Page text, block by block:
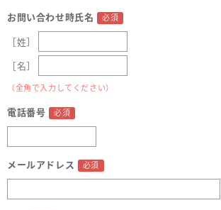
お問い合わせ時氏名
［姓］
［名］
（全角で入力してください）
電話番号
メールアドレス